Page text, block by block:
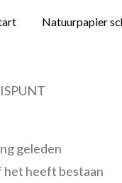
Natuurpapier
geleden
het heeft bestaan